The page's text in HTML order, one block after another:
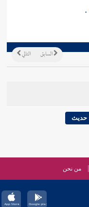
التالي السابق
حديث
من نحن